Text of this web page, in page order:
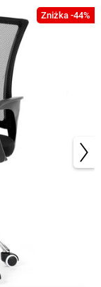
Zniżka -44%